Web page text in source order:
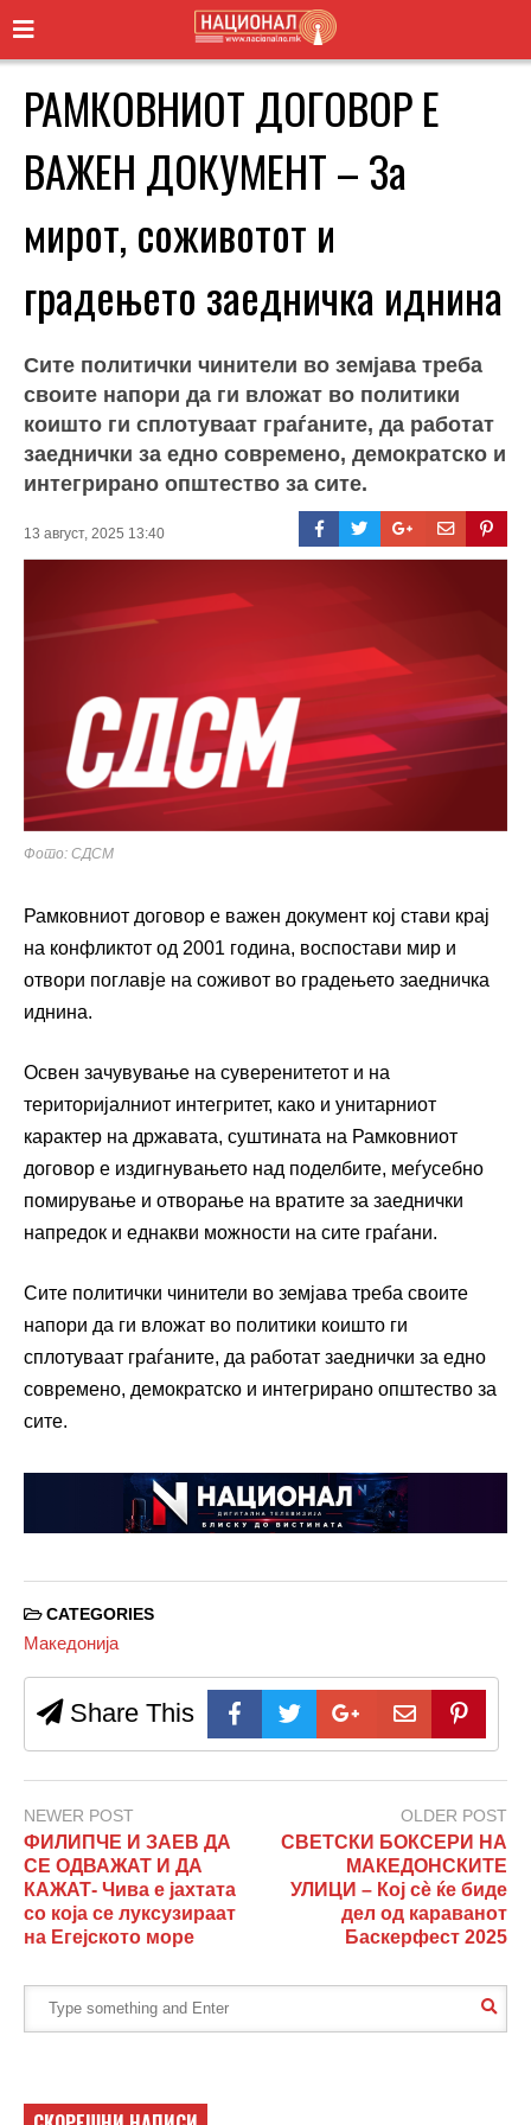
РАМКОВНИОТ ДОГОВОР Е
ВАЖЕН ДОКУМЕНТ – За
мирот, соживотот и
градењето заедничка иднина
Сите политички чинители во земјава треба
своите напори да ги вложат во политики
коишто ги сплотуваат граѓаните, да работат
заеднички за едно современо, демократско и
интегрирано општество за сите.
13 август, 2025 13:40
Фото: СДСМ
Рамковниот договор е важен документ кој стави крај
на конфликтот од 2001 година, воспостави мир и
отвори поглавје на соживот во градењето заедничка
иднина.
Освен зачувување на суверенитетот и на
територијалниот интегритет, како и унитарниот
карактер на државата, суштината на Рамковниот
договор е издигнувањето над поделбите, меѓусебно
помирување и отворање на вратите за заеднички
напредок и еднакви можности на сите граѓани.
Сите политички чинители во земјава треба своите
напори да ги вложат во политики коишто ги
сплотуваат граѓаните, да работат заеднички за едно
современо, демократско и интегрирано општество за
сите.
CATEGORIES
Македонија
Share This
NEWER POST
ФИЛИПЧЕ И ЗАЕВ ДА
СЕ ОДВАЖАТ И ДА
КАЖАТ- Чива е јахтата
со која се луксузираат
на Егејското море
OLDER POST
СВЕТСКИ БОКСЕРИ НА
МАКЕДОНСКИТЕ
УЛИЦИ – Кој сè ќе биде
дел од караванот
Баскерфест 2025